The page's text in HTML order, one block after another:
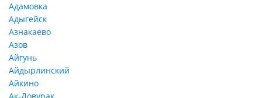
Адамовка
Адыгейск
Азнакаево
Азов
Айгунь
Айдырлинский
Айкино